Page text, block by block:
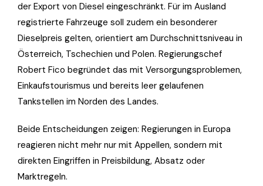
der Export von Diesel eingeschränkt. Für im Ausland
registrierte Fahrzeuge soll zudem ein besonderer
Dieselpreis gelten, orientiert am Durchschnittsniveau in
Österreich, Tschechien und Polen. Regierungschef
Robert Fico begründet das mit Versorgungsproblemen,
Einkaufstourismus und bereits leer gelaufenen
Tankstellen im Norden des Landes.
Beide Entscheidungen zeigen: Regierungen in Europa
reagieren nicht mehr nur mit Appellen, sondern mit
direkten Eingriffen in Preisbildung, Absatz oder
Marktregeln.